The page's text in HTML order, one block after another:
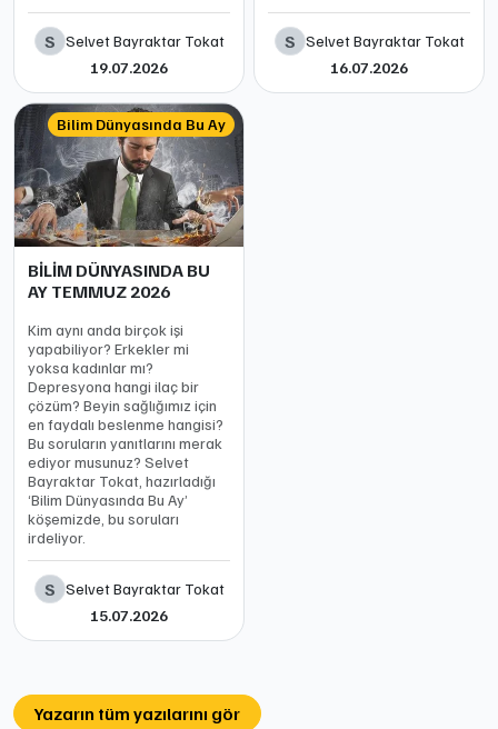
S Selvet Bayraktar Tokat
19.07.2026
S Selvet Bayraktar Tokat
16.07.2026
Bilim Dünyasında Bu Ay
BİLİM DÜNYASINDA BU
AY TEMMUZ 2026
Kim aynı anda birçok işi
yapabiliyor? Erkekler mi
yoksa kadınlar mı?
Depresyona hangi ilaç bir
çözüm? Beyin sağlığımız için
en faydalı beslenme hangisi?
Bu soruların yanıtlarını merak
ediyor musunuz? Selvet
Bayraktar Tokat, hazırladığı
‘Bilim Dünyasında Bu Ay’
köşemizde, bu soruları
irdeliyor.
S Selvet Bayraktar Tokat
15.07.2026
Yazarın tüm yazılarını gör